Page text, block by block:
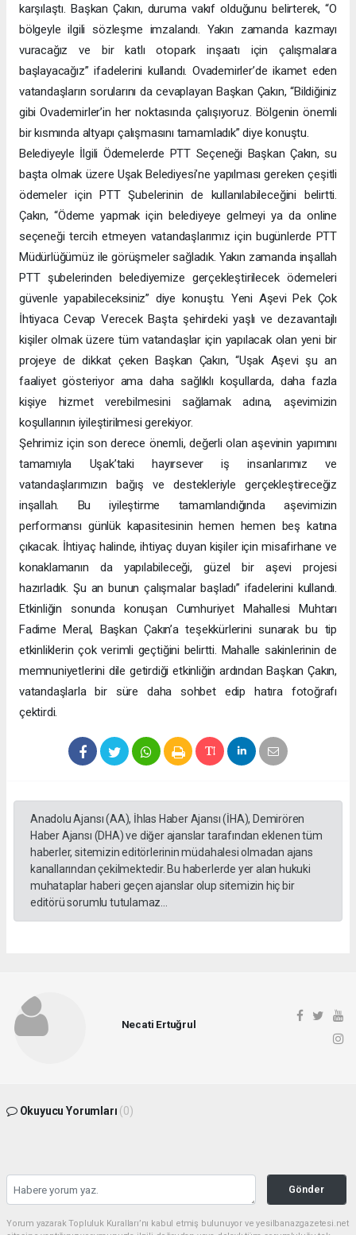
karşılaştı. Başkan Çakın, duruma vakıf olduğunu belirterek, “O
bölgeyle ilgili sözleşme imzalandı. Yakın zamanda kazmayı
vuracağız ve bir katlı otopark inşaatı için çalışmalara
başlayacağız” ifadelerini kullandı. Ovademirler’de ikamet eden
vatandaşların sorularını da cevaplayan Başkan Çakın, “Bildiğiniz
gibi Ovademirler’in her noktasında çalışıyoruz. Bölgenin önemli
bir kısmında altyapı çalışmasını tamamladık” diye konuştu.
Belediyeyle İlgili Ödemelerde PTT Seçeneği Başkan Çakın, su
başta olmak üzere Uşak Belediyesi’ne yapılması gereken çeşitli
ödemeler için PTT Şubelerinin de kullanılabileceğini belirtti.
Çakın, “Ödeme yapmak için belediyeye gelmeyi ya da online
seçeneği tercih etmeyen vatandaşlarımız için bugünlerde PTT
Müdürlüğümüz ile görüşmeler sağladık. Yakın zamanda inşallah
PTT şubelerinden belediyemize gerçekleştirilecek ödemeleri
güvenle yapabileceksiniz” diye konuştu. Yeni Aşevi Pek Çok
İhtiyaca Cevap Verecek Başta şehirdeki yaşlı ve dezavantajlı
kişiler olmak üzere tüm vatandaşlar için yapılacak olan yeni bir
projeye de dikkat çeken Başkan Çakın, “Uşak Aşevi şu an
faaliyet gösteriyor ama daha sağlıklı koşullarda, daha fazla
kişiye hizmet verebilmesini sağlamak adına, aşevimizin
koşullarının iyileştirilmesi gerekiyor.
Şehrimiz için son derece önemli, değerli olan aşevinin yapımını
tamamıyla Uşak’taki hayırsever iş insanlarımız ve
vatandaşlarımızın bağış ve destekleriyle gerçekleştireceğiz
inşallah. Bu iyileştirme tamamlandığında aşevimizin
performansı günlük kapasitesinin hemen hemen beş katına
çıkacak. İhtiyaç halinde, ihtiyaç duyan kişiler için misafirhane ve
konaklamanın da yapılabileceği, güzel bir aşevi projesi
hazırladık. Şu an bunun çalışmalar başladı” ifadelerini kullandı.
Etkinliğin sonunda konuşan Cumhuriyet Mahallesi Muhtarı
Fadime Meral, Başkan Çakın’a teşekkürlerini sunarak bu tip
etkinliklerin çok verimli geçtiğini belirtti. Mahalle sakinlerinin de
memnuniyetlerini dile getirdiği etkinliğin ardından Başkan Çakın,
vatandaşlarla bir süre daha sohbet edip hatıra fotoğrafı
çektirdi.
Anadolu Ajansı (AA), İhlas Haber Ajansı (İHA), Demirören
Haber Ajansı (DHA) ve diğer ajanslar tarafından eklenen tüm
haberler, sitemizin editörlerinin müdahalesi olmadan ajans
kanallarından çekilmektedir. Bu haberlerde yer alan hukuki
muhataplar haberi geçen ajanslar olup sitemizin hiç bir
editörü sorumlu tutulamaz...
Necati Ertuğrul
Okuyucu Yorumları (0)
Gönder
Yorum yazarak Topluluk Kuralları’nı kabul etmiş bulunuyor ve yesilbanazgazetesi.net